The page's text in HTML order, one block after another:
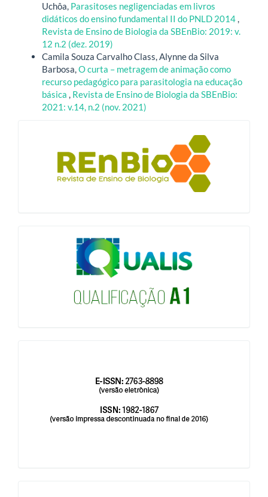
Uchôa, Parasitoses negligenciadas em livros
didáticos do ensino fundamental II do PNLD 2014,
Revista de Ensino de Biologia da SBEnBio: 2019: v.
12 n.2 (dez. 2019)
Camila Souza Carvalho Class, Alynne da Silva
Barbosa,O curta – metragem de animação como
recurso pedagógico para parasitologia na educação
básica , Revista de Ensino de Biologia da SBEnBio:
2021: v.14, n.2 (nov. 2021)